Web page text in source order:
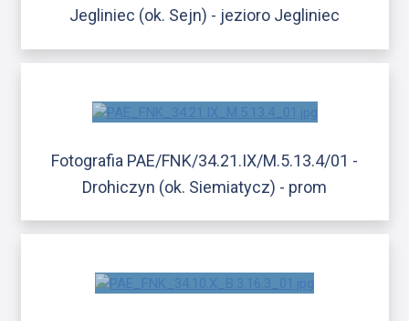
Jegliniec (ok. Sejn) - jezioro Jegliniec
Fotografia PAE/FNK/34.21.IX/M.5.13.4/01 -
Drohiczyn (ok. Siemiatycz) - prom